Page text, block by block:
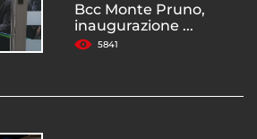
Bcc Monte Pruno,
inaugurazione ...
5841